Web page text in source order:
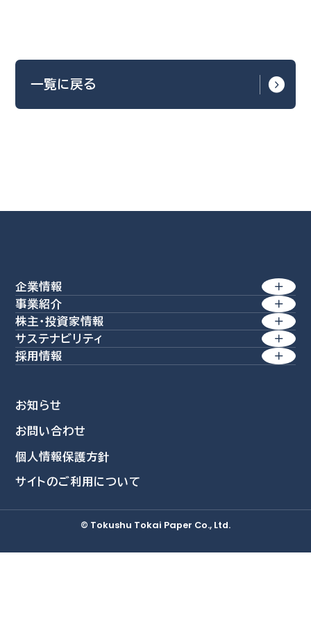
一覧に戻る
企業情報
トップメッセージ
経営理念 / 行動規範
コーポレート・アイデンティティー
会社概要
沿革
事業所・グループ拠点
事業紹介
製紙事業
産業素材
環境関連事業
資源再活用
株主・投資家情報
経営方針
株式情報
IRライブラリ
個人投資家の皆さまへ
IRカレンダー
IRに関するよくあるご質問
サステナビリティ
方針一覧
ガバナンス
データ集
ESGデータ集
採用情報
社員を知る
新卒採用情報
採用担当者より
募集要項
お知らせ
お問い合わせ
個人情報保護方針
サイトのご利用について
© Tokushu Tokai Paper Co., Ltd.